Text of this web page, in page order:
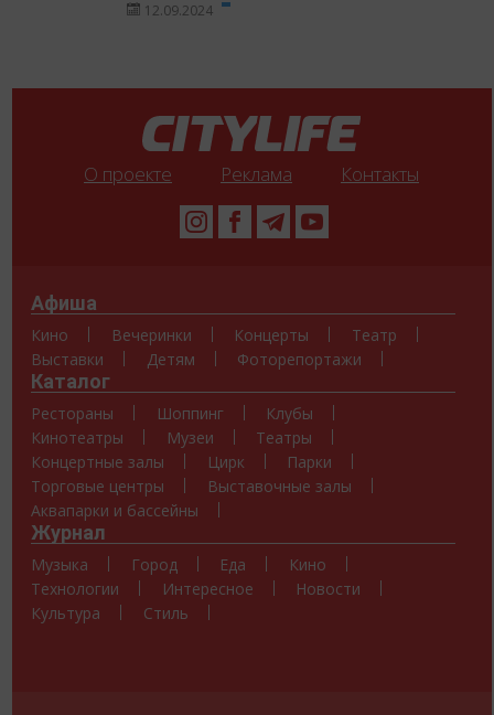
12.09.2024
О проекте Реклама Контакты
Афиша
Кино Вечеринки Концерты
Театр
Выставки
Детям Фоторепортажи
Каталог
Рестораны Шоппинг
Клубы
Кинотеатры
Музеи
Театры
Концертные залы
Цирк
Парки
Торговые центры
Выставочные залы
Аквапарки и бассейны
Журнал
Музыка Город Еда
Кино
Технологии
Интересное
Новости
Культура
Стиль